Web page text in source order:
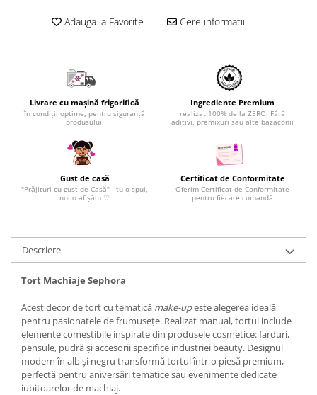
Adauga la Favorite Cere informatii
Livrare cu mașină frigorifică
în condiții optime, pentru siguranță
produsului.
Ingrediente Premium
realizat 100% de la ZERO. Fără
aditivi, premixuri sau alte bazaconii
Gust de casă
"Prăjituri cu gust de Casă" - tu o spui,
noi o afișăm ♡
Certificat de Conformitate
Oferim Certificat de Conformitate
pentru fiecare comandă
Descriere
Tort Machiaje Sephora
Acest decor de tort cu tematică make-upeste alegerea ideală
pentru pasionatele de frumusețe. Realizat manual, tortul include
elemente comestibile inspirate din produsele cosmetice: farduri,
pensule, pudră și accesorii specifice industriei beauty. Designul
modern în alb și negru transformă tortul într-o piesă premium,
perfectă pentru aniversări tematice sau evenimente dedicate
iubitoarelor de machiaj.